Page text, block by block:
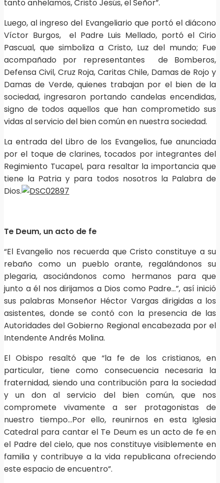
tanto anhelamos, Cristo Jesús, el Señor”.
Luego, al ingreso del Evangeliario que portó el diácono
Víctor Burgos, el Padre Luis Mellado, portó el Cirio
Pascual, que simboliza a Cristo, Luz del mundo; Fue
acompañado por representantes de Bomberos,
Defensa Civil, Cruz Roja, Caritas Chile, Damas de Rojo y
Damas de Verde, quienes trabajan por el bien de la
sociedad, ingresaron portando candelas encendidas,
signo de todos aquellos que han comprometido sus
vidas al servicio del bien común en nuestra sociedad.
La entrada del Libro de los Evangelios, fue anunciada
por el toque de clarines, tocados por integrantes del
Regimiento Tucapel, para resaltar la importancia que
tiene la Patria y para todos nosotros la Palabra de
Dios.
Te Deum, un acto de fe
“El Evangelio nos recuerda que Cristo constituye a su
rebaño como un pueblo orante, regalándonos su
plegaria, asociándonos como hermanos para que
junto a él nos dirijamos a Dios como Padre…”, así inició
sus palabras Monseñor Héctor Vargas dirigidas a los
asistentes, donde se contó con la presencia de las
Autoridades del Gobierno Regional encabezada por el
Intendente Andrés Molina.
El Obispo resaltó que “la fe de los cristianos, en
particular, tiene como consecuencia necesaria la
fraternidad, siendo una contribución para la sociedad
y un don al servicio del bien común, que nos
compromete vivamente a ser protagonistas de
nuestro tiempo…Por ello, reunirnos en esta Iglesia
Catedral para cantar el Te Deum es un acto de fe en
el Padre del cielo, que nos constituye visiblemente en
familia y contribuye a la vida republicana ofreciendo
este espacio de encuentro”.